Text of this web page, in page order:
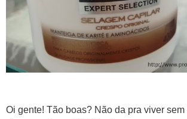
Oi gente! Tão boas? Não da pra viver